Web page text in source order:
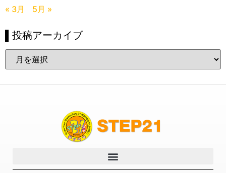
« 3月 5月 »
▌投稿アーカイブ